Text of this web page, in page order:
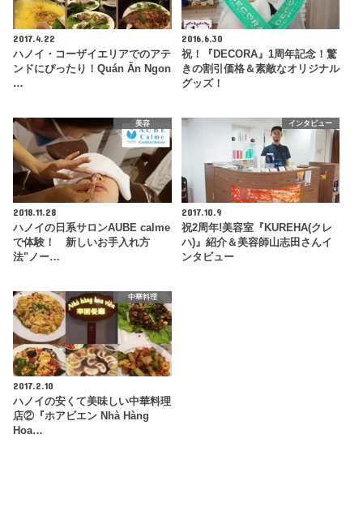
2017.4.22
ハノイ・コーザイエリアでのアテ
ンドにぴったり！Quán Ăn Ngon
…
2016.6.30
祝！『DECORA』1周年記念！驚
きの割引価格＆素敵なオリジナル
グッズ！
美容
2018.11.28
ハノイの日系サロンAUBE calme
で体験！ 新しいお手入れ方
法"ノー…
インタビュー
2017.10.9
祝2周年!美容室『KUREHA(クレ
ハ)』紹介＆美容師山志田さんイ
ンタビュー
中華料理
2017.2.10
ハノイの安くて美味しい中華料理
店②『ホアビエン Nhà Hàng
Hoa…